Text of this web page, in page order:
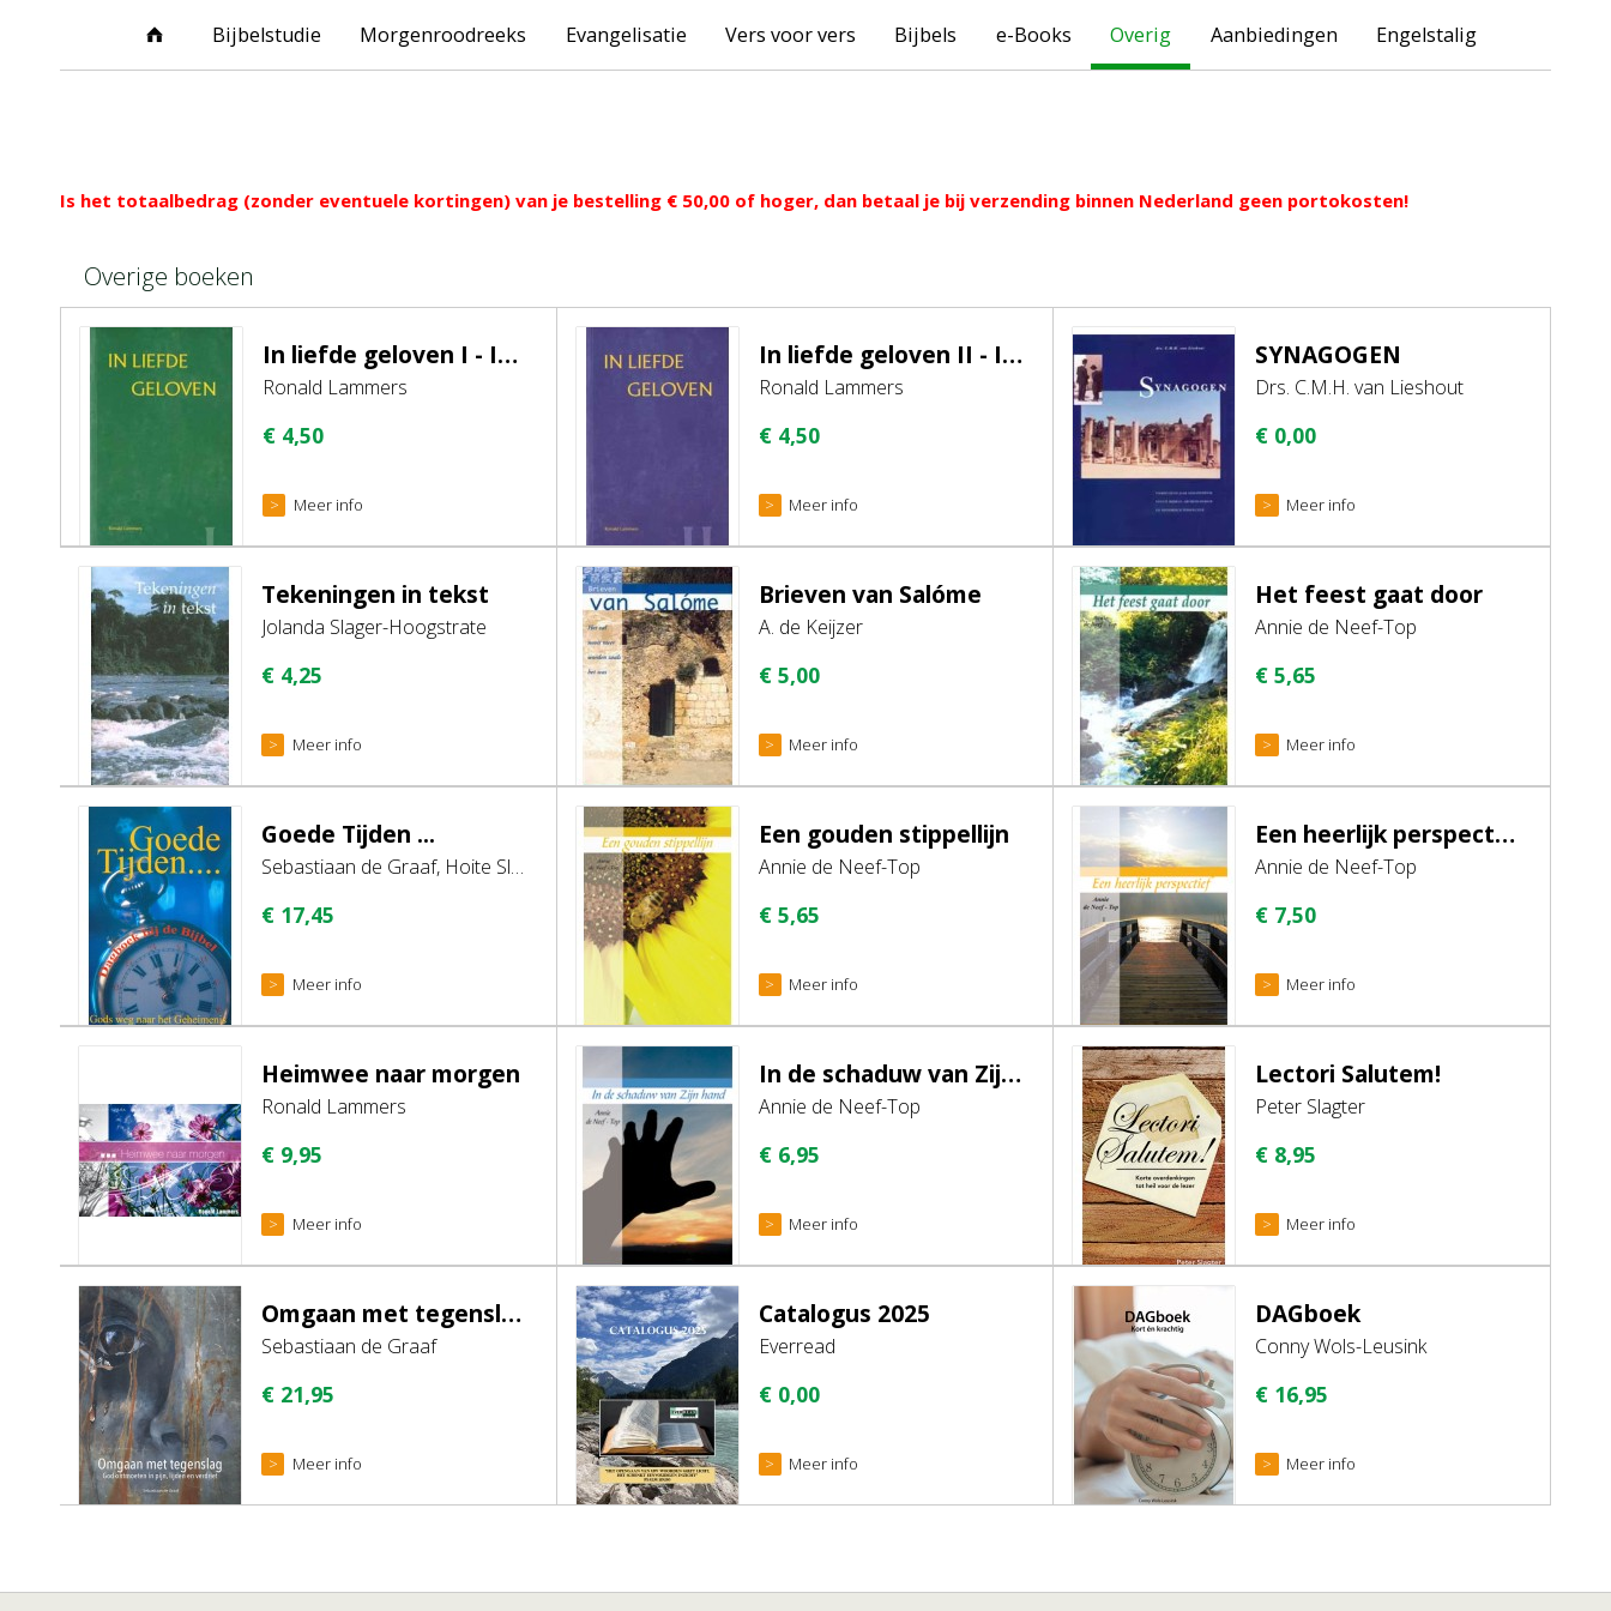
Bijbelstudie Morgenroodreeks Evangelisatie Vers voor vers Bijbels e-Books Overig Aanbiedingen Engelstalig
Overig
Is het totaalbedrag (zonder eventuele kortingen) van je bestelling € 50,00 of hoger, dan betaal je bij verzending binnen Nederland geen portokosten!
Overige boeken
In liefde geloven I - In Liefde verenigd
Ronald Lammers
€ 4,50
Meer info
In liefde geloven II - In Liefde en waarheid
Ronald Lammers
€ 4,50
Meer info
SYNAGOGEN
Drs. C.M.H. van Lieshout
€ 0,00
Meer info
Tekeningen in tekst
Jolanda Slager-Hoogstrate
€ 4,25
Meer info
Brieven van Salóme
A. de Keijzer
€ 5,00
Meer info
Het feest gaat door
Annie de Neef-Top
€5,65
Meer info
Goede Tijden ...
Sebastiaan de Graaf, Hoite Slagter, Peter Slagter
€ 17,45
Meer info
Een gouden stippellijn
Annie de Neef-Top
€ 5,65
Meer info
Een heerlijk perspectief
Annie de Neef-Top
€ 7,50
Meer info
Heimwee naar morgen
Ronald Lammers
€ 9,95
Meer info
In de schaduw van Zijn hand
Annie de Neef-Top
€ 6,95
Meer info
Lectori Salutem!
Peter Slagter
€ 8,95
Meer info
Omgaan met tegenslag
Sebastiaan de Graaf
€ 21,95
Meer info
Catalogus 2025
Everread
€ 0,00
Meer info
DAGboek
Conny Wols-Leusink
€ 16,95
Meer info